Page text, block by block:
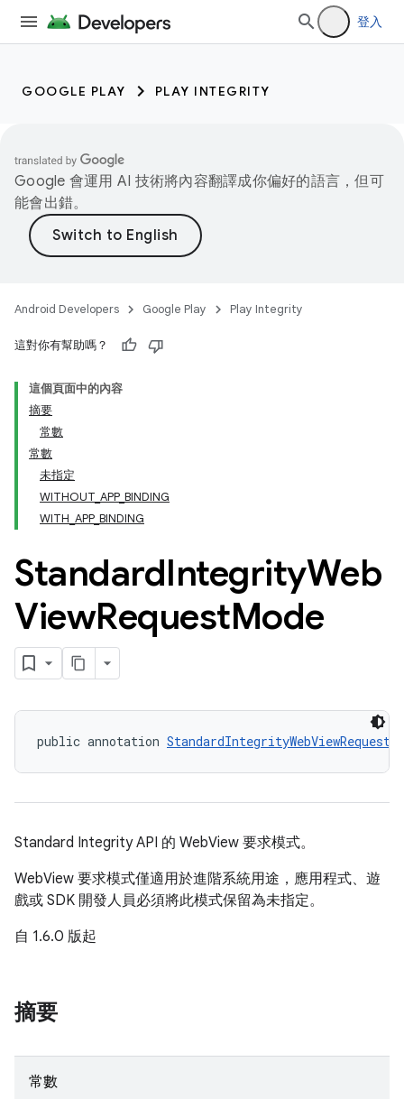
登入
GOOGLE PLAY PLAY INTEGRITY
Google 會運用 AI 技術將內容翻譯成你偏好的語言，但可
能會出錯。
Android Developers Google Play Play Integrity
這對你有幫助嗎？
這個頁面中的內容
摘要
常數
常數
未指定
WITHOUT_APP_BINDING
WITH_APP_BINDING
StandardIntegrityWeb
ViewRequestMode
public annotation
Standard Integrity API 的 WebView 要求模式。
WebView 要求模式僅適用於進階系統用途，應用程式、遊
戲或 SDK 開發人員必須將此模式保留為未指定。
自 1.6.0 版起
摘要
常數